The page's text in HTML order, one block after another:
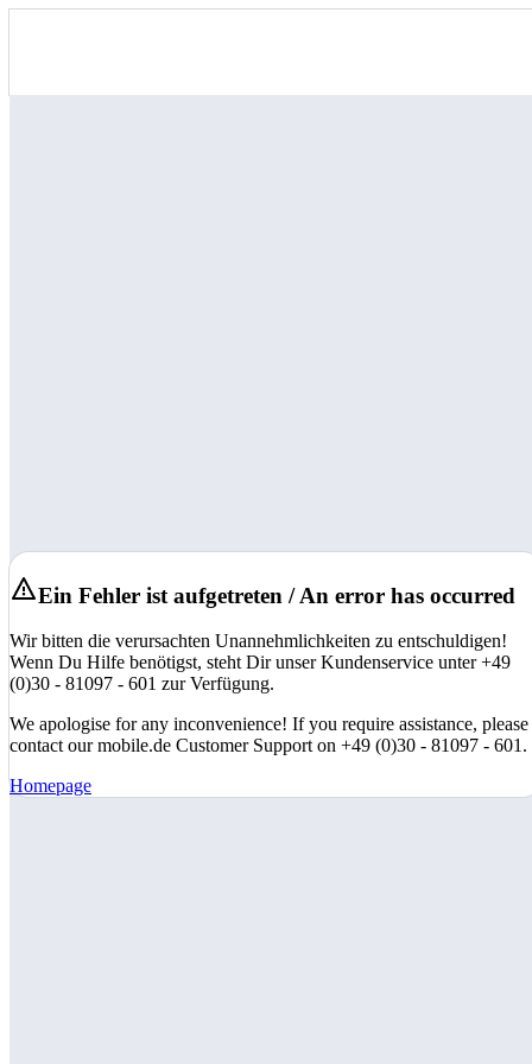
Ein Fehler ist aufgetreten / An error has occurred
Wir bitten die verursachten Unannehmlichkeiten zu entschuldigen!
Wenn Du Hilfe benötigst, steht Dir unser Kundenservice unter +49
(0)30 - 81097 - 601 zur Verfügung.
We apologise for any inconvenience! If you require assistance, please
contact our mobile.de Customer Support on +49 (0)30 - 81097 - 601.
Homepage